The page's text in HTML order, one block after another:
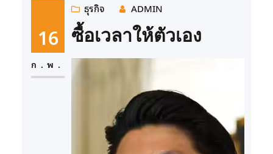
16
ก.พ.
ธุรกิจ ADMIN
ซื้อเวลาให้ตัวเอง